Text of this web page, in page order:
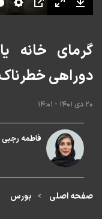
گرمای خانه
دوراهی
۲۰ دی ۱۴۰۱ - ۱۴:۰۱
فاطمه رجبی
صفحه اصلی بورس